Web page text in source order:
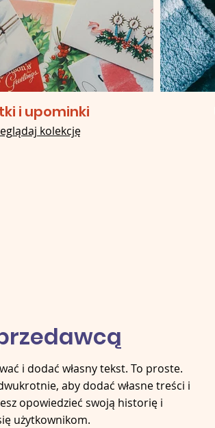
i upominki
kolekcję
i dodać własny tekst. To proste.
aby dodać własne treści i
opowiedzieć swoją historię i
użytkownikom.